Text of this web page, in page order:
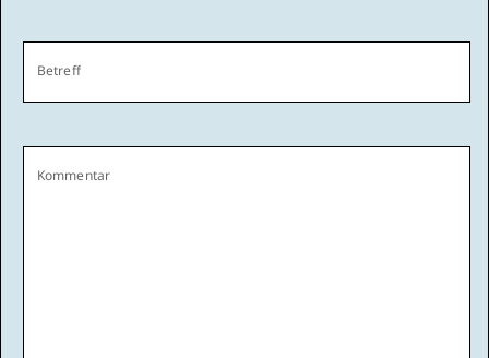
Betreff
Kommentar